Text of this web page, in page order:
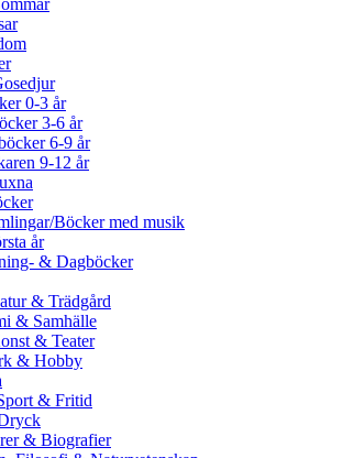
0-3 år
3-6 år
6-9 år
9-12 år
Böcker med musik
år
& Dagböcker
& Trädgård
& Samhälle
& Teater
& Hobby
& Fritid
& Biografier